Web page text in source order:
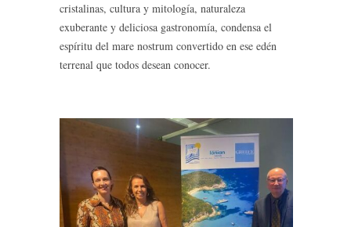
cristalinas, cultura y mitología, naturaleza
exuberante y deliciosa gastronomía, condensa el
espíritu del mare nostrum convertido en ese edén
terrenal que todos desean conocer.